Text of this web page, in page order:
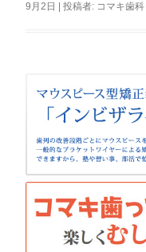
9月2日
|投稿者: コマキ歯科